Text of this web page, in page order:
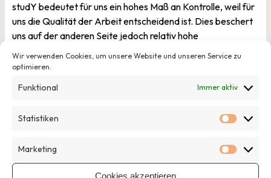
Wir verwenden Cookies, um unsere Website und unseren Service zu
optimieren.
Funktional Immer aktiv
Statistiken
Marketing
Cookies akzeptieren
studY bedeutet für uns ein hohes Maß an Kontrolle, weil für
uns die Qualität der Arbeit entscheidend ist. Dies beschert
uns auf der anderen Seite jedoch relativ hohe
Transferkosten.
Was bedeutet diese Erweiterung für die Entwicklung der
Organisation?
Der Verein war zunächst für ein Programm ausgelegt und
nun auf die Füße. Der Perspektivwechsel, nicht mehr eine
Ein-Programm-Organisation zu sein, sondern eine
Organisation, die ein gesellschaftliches Ziel mit mehreren